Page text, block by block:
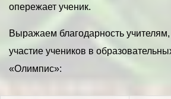
опережает ученик.
Выражаем благодарность
участие учеников в
«Олимпис»: